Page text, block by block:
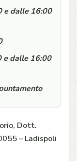
e dalle 16:00
e dalle 16:00
Dott.
– Ladispoli